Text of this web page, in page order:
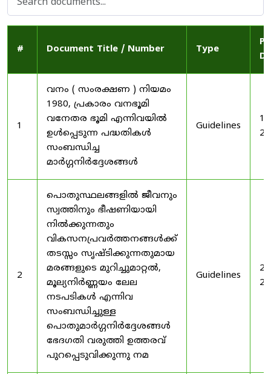
# Document Title / Number Type
1
വനം ( സംരക്ഷണ ) നിയമം
1980, പ്രകാരം വനഭൂമി
വനേതര ഭൂമി എന്നിവയിൽ
ഉൾപ്പെടുന്ന പദ്ധതികൾ
സംബന്ധിച്ച
മാർഗ്ഗനിർദ്ദേശങ്ങൾ
Guidelines
2
പൊതുസ്ഥലങ്ങളിൽ ജീവനും
സ്വത്തിനും ഭീഷണിയായി
നിൽക്കുന്നതും
വികസനപ്രവർത്തനങ്ങൾക്ക്
തടസ്സം സൃഷ്ടിക്കുന്നതുമായ
മരങ്ങളുടെ മുറിച്ചുമാറ്റൽ,
മൂല്യനിർണ്ണയം ലേല
നടപടികൾ എന്നിവ
സംബന്ധിച്ചുള്ള
പൊതുമാർഗ്ഗനിർദ്ദേശങ്ങൾ
ഭേദഗതി വരുത്തി ഉത്തരവ്
പുറപ്പെടുവിക്കുന്നു നമ
Guidelines